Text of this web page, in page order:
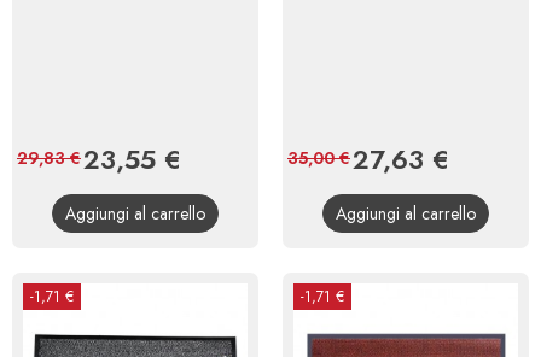
Prezzo
23,55 €
base
29,83 €
Aggiungi al carrello
Prezzo
27,63 €
base
35,00 €
Aggiungi al carrello
-1,71 € -1,71 €